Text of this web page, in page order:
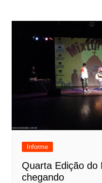
Informe
Quarta Edição do
chegando